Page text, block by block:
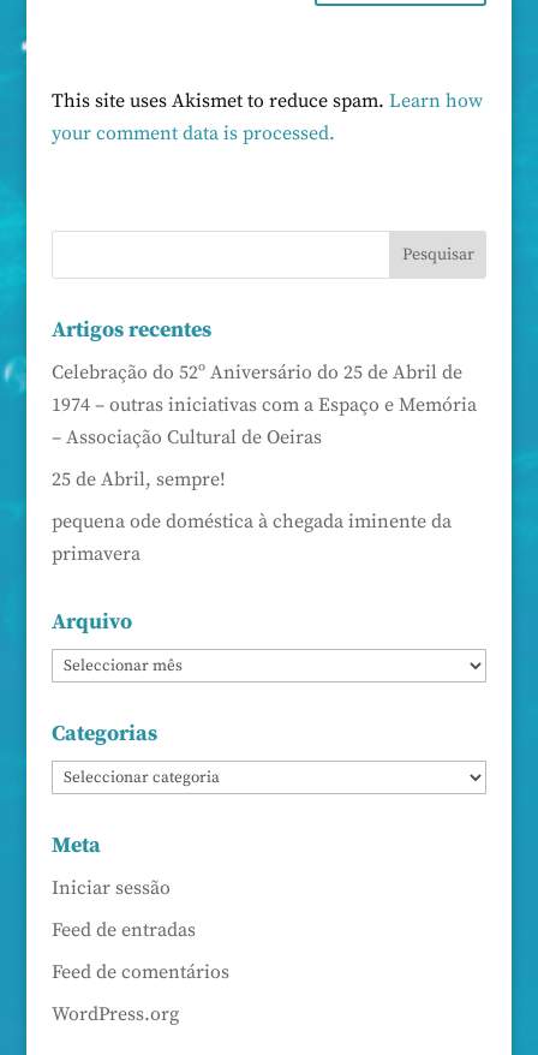
This site uses Akismet to reduce spam. Learn how
your comment data is processed.
Artigos recentes
Celebração do 52º Aniversário do 25 de Abril de
1974 – outras iniciativas com a Espaço e Memória
– Associação Cultural de Oeiras
25 de Abril, sempre!
pequena ode doméstica à chegada iminente da
primavera
Arquivo
Categorias
Meta
Iniciar sessão
Feed de entradas
Feed de comentários
WordPress.org